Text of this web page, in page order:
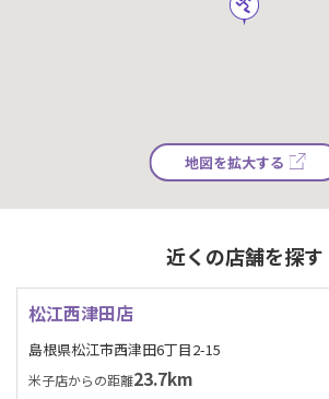
地図を拡大する
近くの店舗を探す
松江西津田店
島根県松江市西津田6丁目2-15
米子店からの距離23.7km